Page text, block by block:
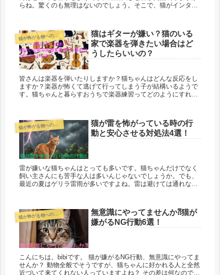
らね。驚くのも無理はないのでしょう。そこで、猫がインター
猫
が怖がる物への対処
猫はギターが嫌い？猫のいる
家で楽器を弾きたい場合はど
うしたらいいの？
皆さんは楽器を弾いたりしますか？猫ちゃんはどんな反応をし
ますか？楽器が怖くて逃げて行ってしまう子が結構いるようで
す。猫ちゃんと暮らすおうちで楽器練習ってどのようにすれば
猫
が怖がる物への対処
猫が雷を怖がっている時の行
動と安心させる対処法4選！
雷が嫌いな猫ちゃんはとっても多いです。猫ちゃんだけでなく
飼い主さんにも苦手な人は多いんじゃないでしょうか。でも、
最近の夏はゲリラ雷雨が多いですよね。雷は避けては通れない
猫
が怖がる物への対処
無意識にやってませんか⁈猫が
嫌がるNG行動6選！
こんにちは。bibiです。 猫が嫌がるNG行動、無意識にやってま
せんか？ 動物全般でそうですが、猫ちゃんに好かれる人と全然
近づいて来てくれない人っていますよね？ その差は何なのでし